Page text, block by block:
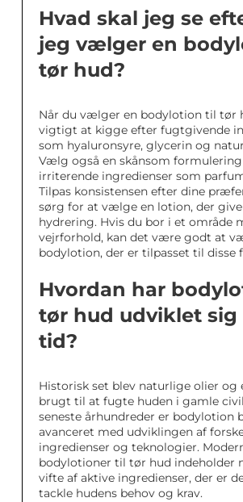
Hvad skal jeg se
jeg vælger en
tør hud?
Når du vælger en bodylotion til tør
vigtigt at kigge efter fugtgivende
som hyaluronsyre, glycerin og
Vælg også en skånsom
irriterende ingredienser som
Tilpas konsistensen efter dine
sørg for at vælge en lotion, der
hydrering. Hvis du bor i et område
vejrforhold, kan det være godt at
bodylotion, der er tilpasset til disse
Hvordan har
tør hud udviklet sig
tid?
Historisk set blev naturlige olier og
brugt til at fugte huden i gamle
seneste århundreder er bodylotion
avanceret med udviklingen af
ingredienser og teknologier.
bodylotioner til tør hud indeholder
vifte af aktive ingredienser, der er
tackle hudens behov og krav.